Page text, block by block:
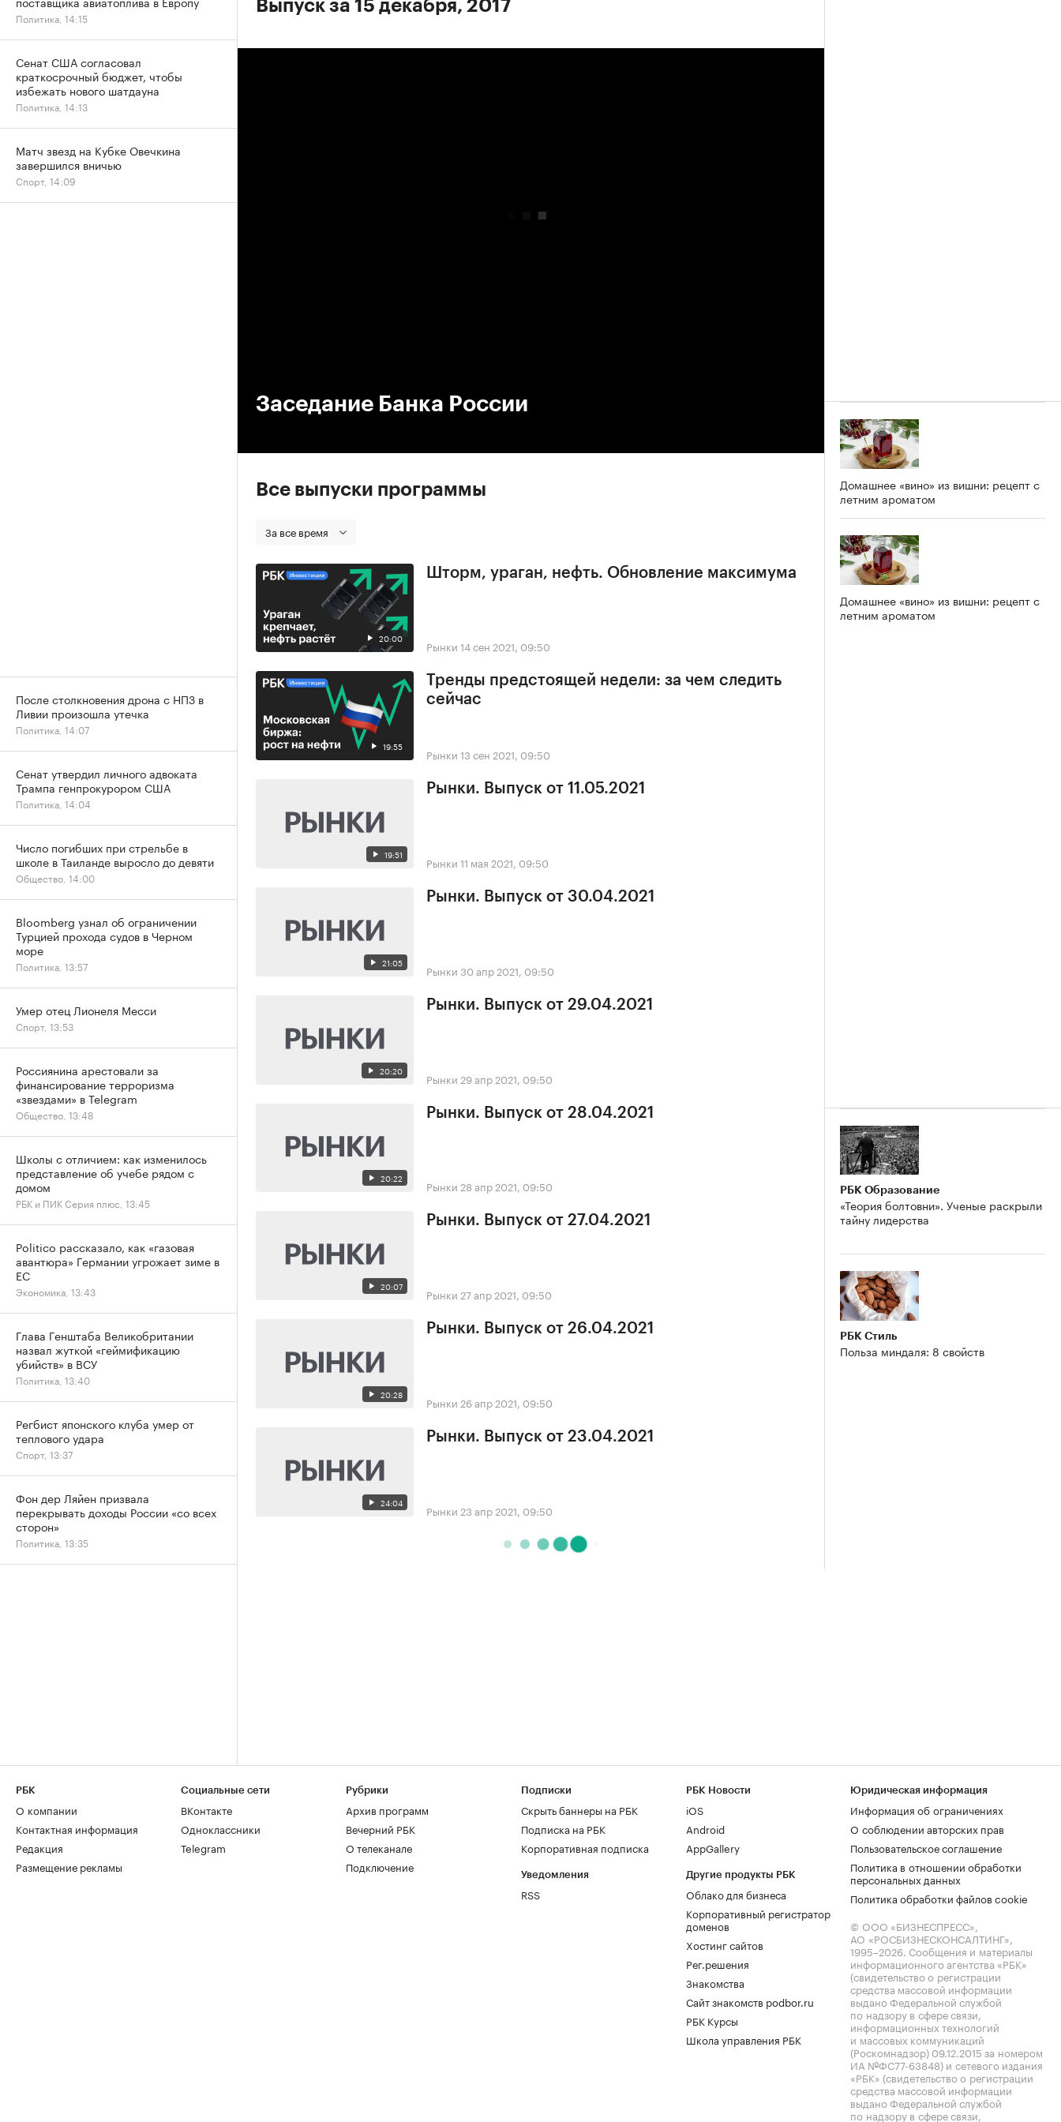
Выпуск за 15 декабря, 2017
Заседание Банка России
Все выпуски программы
За все время
20:00
Шторм, ураган, нефть. Обновление максимума
Рынки 14 сен 2021, 09:50
19:55
Тренды предстоящей недели: за чем следить
сейчас
Рынки 13 сен 2021, 09:50
19:51
Рынки. Выпуск от 11.05.2021
Рынки 11 мая 2021, 09:50
21:05
Рынки. Выпуск от 30.04.2021
Рынки 30 апр 2021, 09:50
20:20
Рынки. Выпуск от 29.04.2021
Рынки 29 апр 2021, 09:50
20:22
Рынки. Выпуск от 28.04.2021
Рынки 28 апр 2021, 09:50
20:07
Рынки. Выпуск от 27.04.2021
Рынки 27 апр 2021, 09:50
20:28
Рынки. Выпуск от 26.04.2021
Рынки 26 апр 2021, 09:50
24:04
Рынки. Выпуск от 23.04.2021
Рынки 23 апр 2021, 09:50
Домашнее «вино» из вишни: рецепт с
летним ароматом
Домашнее «вино» из вишни: рецепт с
летним ароматом
РБК Образование
«Теория болтовни». Ученые раскрыли
тайну лидерства
РБК Стиль
Польза миндаля: 8 свойств
Политика, 14:15
Сенат США согласовал
краткосрочный бюджет, чтобы
избежать нового шатдауна
Политика, 14:13
Матч звезд на Кубке Овечкина
завершился вничью
Спорт, 14:09
После столкновения дрона с НПЗ в
Ливии произошла утечка
Политика, 14:07
Сенат утвердил личного адвоката
Трампа генпрокурором США
Политика, 14:04
Число погибших при стрельбе в
школе в Таиланде выросло до девяти
Общество, 14:00
Bloomberg узнал об ограничении
Турцией прохода судов в Черном
море
Политика, 13:57
Умер отец Лионеля Месси
Спорт, 13:53
Россиянина арестовали за
финансирование терроризма
«звездами» в Telegram
Общество, 13:48
Школы с отличием: как изменилось
представление об учебе рядом с
домом
РБК и ПИК Серия плюс, 13:45
Politico рассказало, как «газовая
авантюра» Германии угрожает зиме в
ЕС
Экономика, 13:43
Глава Генштаба Великобритании
назвал жуткой «геймификацию
убийств» в ВСУ
Политика, 13:40
Регбист японского клуба умер от
теплового удара
Спорт, 13:37
Фон дер Ляйен призвала
перекрывать доходы России «со всех
сторон»
Политика, 13:35
РБК
О компании
Контактная информация
Редакция
Размещение рекламы
Социальные сети
ВКонтакте
Одноклассники
Telegram
Рубрики
Архив программ
Вечерний РБК
О телеканале
Подключение
Подписки
Скрыть баннеры на РБК
Подписка на РБК
Корпоративная подписка
Уведомления
RSS
РБК Новости
iOS
Android
AppGallery
Другие продукты РБК
Облако для бизнеса
Корпоративный регистратор
доменов
Хостинг сайтов
Рег.решения
Знакомства
Сайт знакомств podbor.ru
РБК Курсы
Школа управления РБК
Юридическая информация
Информация об ограничениях
О соблюдении авторских прав
Пользовательское соглашение
Политика в отношении обработки
персональных данных
Политика обработки файлов cookie
© ООО «БИЗНЕСПРЕСС»,
АО «РОСБИЗНЕСКОНСАЛТИНГ»,
1995–2026. Сообщения и материалы
информационного агентства «РБК»
(свидетельство о регистрации
средства массовой информации
выдано Федеральной службой
по надзору в сфере связи,
информационных технологий
и массовых коммуникаций
(Роскомнадзор) 09.12.2015 за номером
ИА №ФС77-63848) и сетевого издания
«РБК» (свидетельство о регистрации
средства массовой информации
выдано Федеральной службой
по надзору в сфере связи,